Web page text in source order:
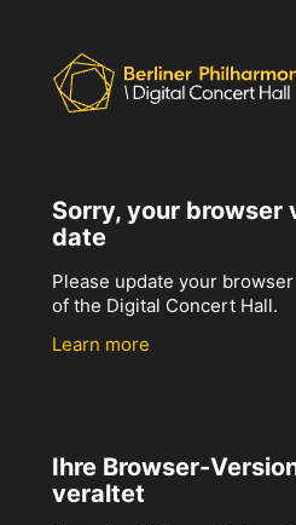
Sorry, your browser
date
Please update your
of the Digital Concert Hall.
Learn more
Ihre Browser-
veraltet